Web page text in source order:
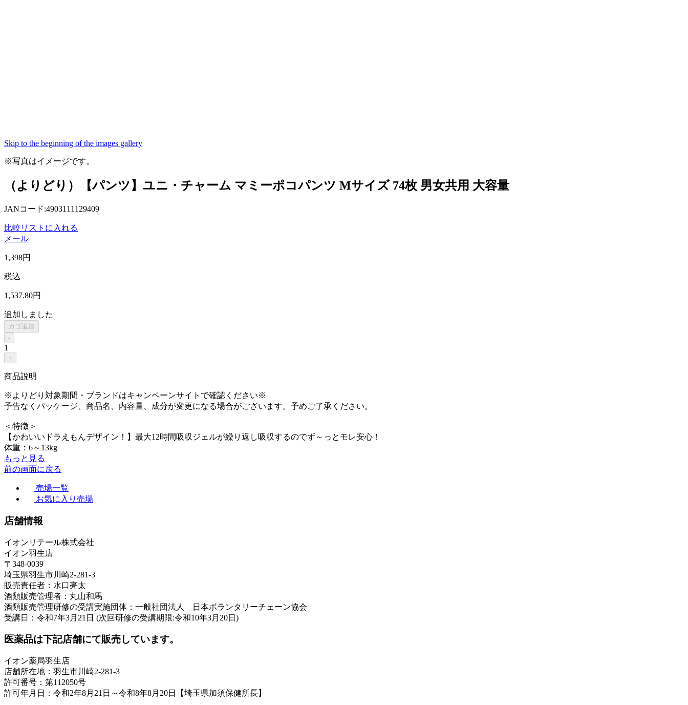
Skip to the beginning of the images gallery
※写真はイメージです。
（よりどり）【パンツ】ユニ・チャーム マミーポコパンツ Mサイズ 74枚 男女共用 大容量
JANコード:4903111129409
比較リストに入れる
メール
1,398円
税込
1,537.80円
追加しました
カゴ追加
-
1
+
商品説明
※よりどり対象期間・ブランドはキャンペーンサイトで確認ください※
予告なくパッケージ、商品名、内容量、成分が変更になる場合がございます。予めご了承ください。
＜特徴＞
【かわいいドラえもんデザイン！】最大12時間吸収ジェルが繰り返し吸収するのでず～っとモレ安心！
体重：6～13kg
もっと見る
前の画面に戻る
売場一覧
お気に入り売場
店舗情報
イオンリテール株式会社
イオン羽生店
〒348-0039
埼玉県羽生市川崎2-281-3
販売責任者：水口亮太
酒類販売管理者：丸山和馬
酒類販売管理研修の受講実施団体：一般社団法人 日本ボランタリーチェーン協会
受講日：令和7年3月21日 (次回研修の受講期限:令和10年3月20日)
医薬品は下記店舗にて販売しています。
イオン薬局羽生店
店舗所在地：羽生市川崎2-281-3
許可番号：第112050号
許可年月日：令和2年8月21日～令和8年8月20日【埼玉県加須保健所長】